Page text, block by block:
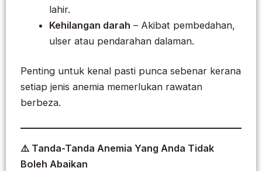
lahir.
Kehilangan darah – Akibat pembedahan,
ulser atau pendarahan dalaman.
Penting untuk kenal pasti punca sebenar kerana
setiap jenis anemia memerlukan rawatan
berbeza.
⚠️ Tanda-Tanda Anemia Yang Anda Tidak
Boleh Abaikan